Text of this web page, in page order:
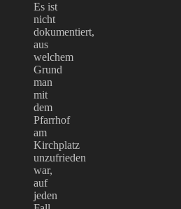
Es ist
nicht
dokumentiert,
aus
welchem
Grund
man
mit
dem
Pfarrhof
am
Kirchplatz
unzufrieden
war,
auf
jeden